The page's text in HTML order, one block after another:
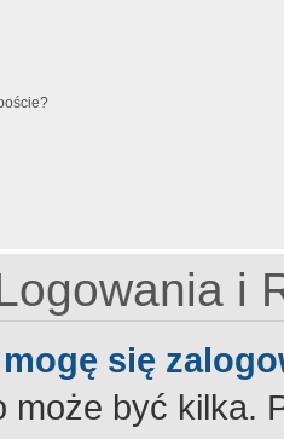
i
się
może być kilka.